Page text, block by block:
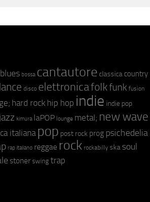
blues bossa cantautore classica country
disco elettronicafolkfunk fusion
hard rock hip hop indie indie pop
jazz kimura laPOP lounge metal; new wave
italiana pop post rock prog psichedelia
rap italiano reggae rock rockabilly ska soul
stoner swing trap